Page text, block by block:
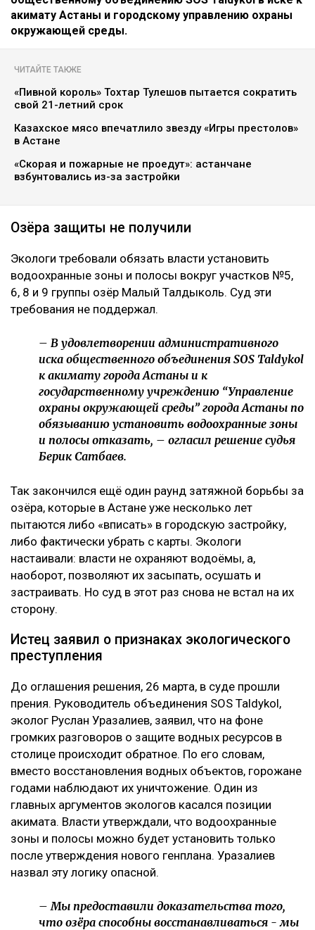
акимату Астаны и городскому управлению охраны
окружающей среды.
ЧИТАЙТЕ ТАКЖЕ
«Пивной король» Тохтар Тулешов пытается сократить
свой 21-летний срок
Казахское мясо впечатлило звезду «Игры престолов»
в Астане
«Скорая и пожарные не проедут»: астанчане
взбунтовались из-за застройки
Озёра защиты не получили
Экологи требовали обязать власти установить
водоохранные зоны и полосы вокруг участков №5,
6, 8 и 9 группы озёр Малый Талдыколь. Суд эти
требования не поддержал.
– В удовлетворении административного
иска общественного объединения SOS Taldykol
к акимату города Астаны и к
государственному учреждению “Управление
охраны окружающей среды” города Астаны по
обязыванию установить водоохранные зоны
и полосы отказать, – огласил решение судья
Берик Сатбаев.
Так закончился ещё один раунд затяжной борьбы за
озёра, которые в Астане уже несколько лет
пытаются либо «вписать» в городскую застройку,
либо фактически убрать с карты. Экологи
настаивали: власти не охраняют водоёмы, а,
наоборот, позволяют их засыпать, осушать и
застраивать. Но суд в этот раз снова не встал на их
сторону.
Истец заявил о признаках экологического
преступления
До оглашения решения, 26 марта, в суде прошли
прения. Руководитель объединения SOS Taldykol,
эколог Руслан Уразалиев, заявил, что на фоне
громких разговоров о защите водных ресурсов в
столице происходит обратное. По его словам,
вместо восстановления водных объектов, горожане
годами наблюдают их уничтожение. Один из
главных аргументов экологов касался позиции
акимата. Власти утверждали, что водоохранные
зоны и полосы можно будет установить только
после утверждения нового генплана. Уразалиев
назвал эту логику опасной.
– Мы предоставили доказательства того,
что озёра способны восстанавливаться - мы